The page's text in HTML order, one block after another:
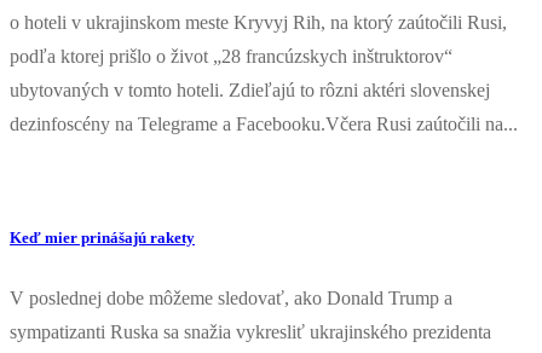
o hoteli v ukrajinskom meste Kryvyj Rih, na ktorý zaútočili Rusi,
podľa ktorej prišlo o život „28 francúzskych inštruktorov“
ubytovaných v tomto hoteli. Zdieľajú to rôzni aktéri slovenskej
dezinfoscény na Telegrame a Facebooku.Včera Rusi zaútočili na...
Keď mier prinášajú rakety
V poslednej dobe môžeme sledovať, ako Donald Trump a
sympatizanti Ruska sa snažia vykresliť ukrajinského prezidenta